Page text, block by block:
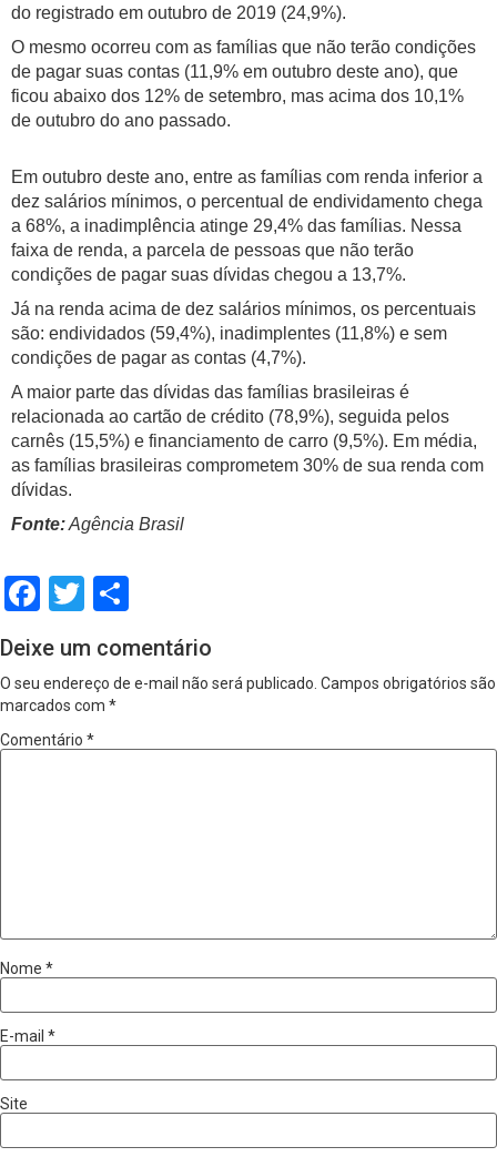
do registrado em outubro de 2019 (24,9%).
O mesmo ocorreu com as famílias que não terão condições
de pagar suas contas (11,9% em outubro deste ano), que
ficou abaixo dos 12% de setembro, mas acima dos 10,1%
de outubro do ano passado.
Em outubro deste ano, entre as famílias com renda inferior a
dez salários mínimos, o percentual de endividamento chega
a 68%, a inadimplência atinge 29,4% das famílias. Nessa
faixa de renda, a parcela de pessoas que não terão
condições de pagar suas dívidas chegou a 13,7%.
Já na renda acima de dez salários mínimos, os percentuais
são: endividados (59,4%), inadimplentes (11,8%) e sem
condições de pagar as contas (4,7%).
A maior parte das dívidas das famílias brasileiras é
relacionada ao cartão de crédito (78,9%), seguida pelos
carnês (15,5%) e financiamento de carro (9,5%). Em média,
as famílias brasileiras comprometem 30% de sua renda com
dívidas.
Fonte:Agência Brasil
Facebook
Twitter
Deixe um comentário
O seu endereço de e-mail não será publicado. Campos obrigatórios são
marcados com *
Comentário *
Nome *
E-mail *
Site